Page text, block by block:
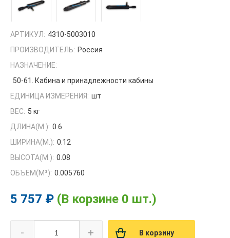
АРТИКУЛ: 4310-5003010
ПРОИЗВОДИТЕЛЬ: Россия
НАЗНАЧЕНИЕ:
50-61. Кабина и принадлежности кабины
ЕДИНИЦА ИЗМЕРЕНИЯ: шт
ВЕС: 5 кг
ДЛИНА(М.): 0.6
ШИРИНА(М.): 0.12
ВЫСОТА(М.): 0.08
ОБЪЕМ(M³): 0.005760
5 757 ₽ (В корзине 0 шт.)
- + В корзину